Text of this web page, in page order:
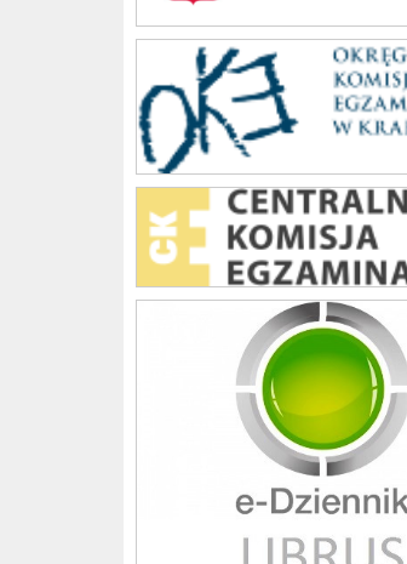
oke_krakow
cke
Librus szkoła